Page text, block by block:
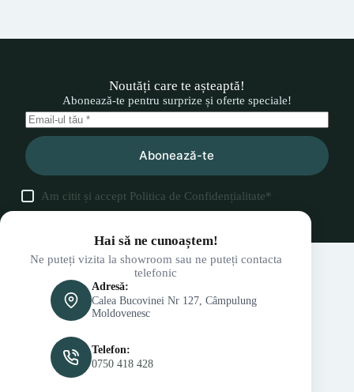
Noutăți care te așteaptă!
Abonează-te pentru surprize și oferte speciale!
Abonează-te
Am citit și accept Politica de Confidențialitate*
Hai să ne cunoaștem!
Ne puteți vizita la showroom sau ne puteți contacta
telefonic
Adresă:
Calea Bucovinei Nr 127, Câmpulung
Moldovenesc
Telefon:
0750 418 428